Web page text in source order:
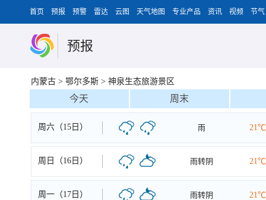
首页 预报 预警 雷达 云图 天气地图 专业产品 资讯 视频 节气
预报
内蒙古 > 鄂尔多斯 > 神泉生态旅游景区
今天 周末
周六（15日） 雨 21℃
周日（16日） 雨转阴 21℃
周一（17日） 雨转阴 21℃